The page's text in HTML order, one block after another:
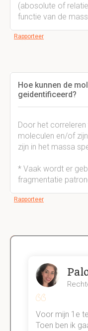
(abosolute of
functie van de
Rapporteer
Hoe kunnen de
geidentificeerd?
Door het
moleculen en/of
zijn in het massa
* Vaak wordt er
fragmentatie
Rapporteer
Voor mijn 1e
Toen ben ik